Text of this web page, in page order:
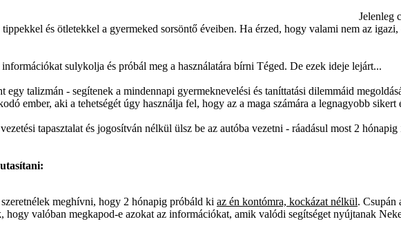
Jelenleg
és ötletekkel a gyermeked sorsöntő éveiben. Ha érzed, hogy valami nem az
sulykolja és próbál meg a használatára bírni Téged. De ezek ideje lejárt...
talizmán - segítenek a mindennapi gyermeknevelési és taníttatási dilemmáid
ember, aki a tehetségét úgy használja fel, hogy az a maga számára a legnagyobb sikert
tapasztalat és jogosítván nélkül ülsz be az autóba vezetni - ráadásul most 2
meghívni, hogy 2 hónapig próbáld ki az én kontómra, kockázat nélkül. Csupán
valóban megkapod-e azokat az információkat, amik valódi segítséget nyújtanak